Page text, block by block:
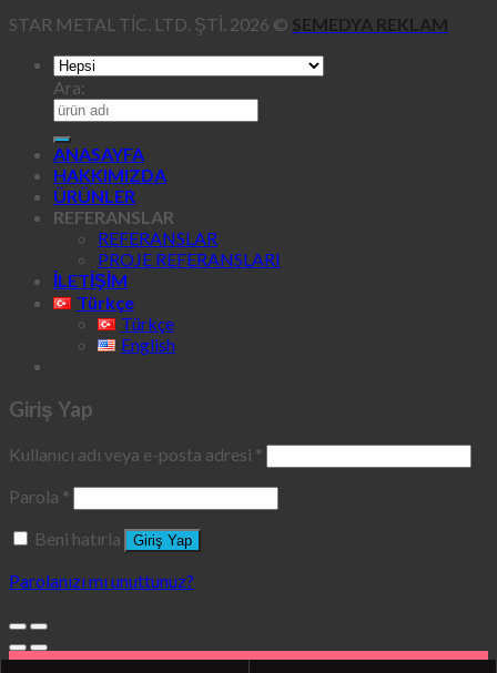
STAR METAL TİC. LTD. ŞTİ. 2026 © SEMEDYA REKLAM
Ara:
ANASAYFA
HAKKIMIZDA
ÜRÜNLER
REFERANSLAR
REFERANSLAR
PROJE REFERANSLARI
İLETİŞİM
Türkçe
Türkçe
English
Giriş Yap
Kullanıcı adı veya e-posta adresi *
Parola *
Beni hatırla
Giriş Yap
Parolanızı mı unuttunuz?